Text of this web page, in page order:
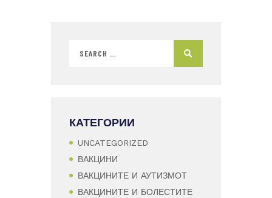
КАТЕГОРИИ
UNCATEGORIZED
ВАКЦИНИ
ВАКЦИНИТЕ И АУТИЗМОТ
ВАКЦИНИТЕ И БОЛЕСТИТЕ